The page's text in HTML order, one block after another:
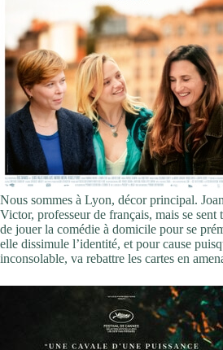
Nous sommes à Lyon, décor principal.
Victor, professeur de français, mais se
de jouer la comédie à domicile pour se
elle dissimule l’identité, et pour cause
inconsolable, va rebattre les cartes en